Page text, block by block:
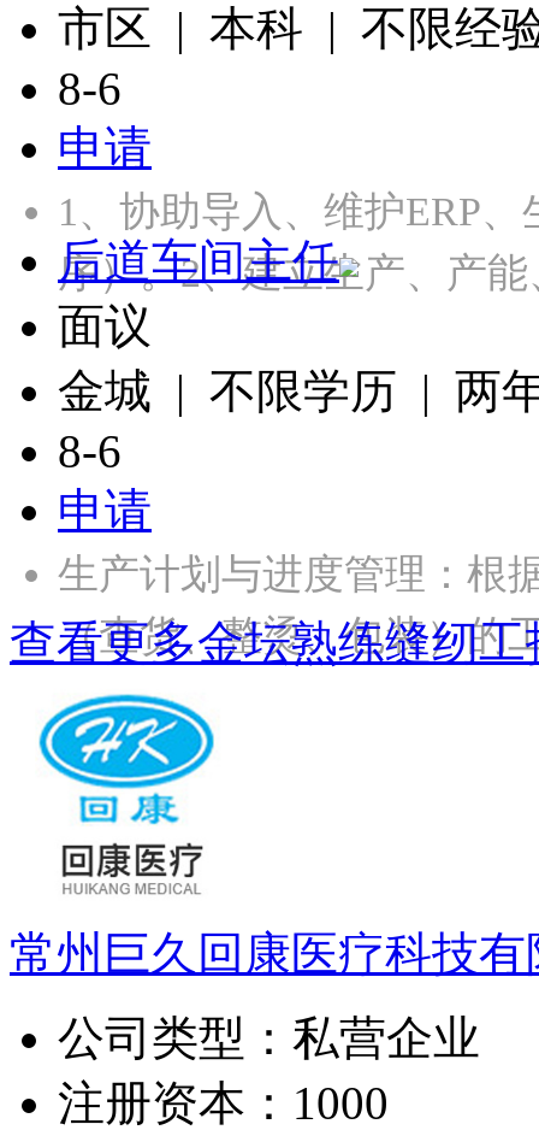
市区 | 本科 | 不限经
8-6
申请
1、协助导入、维护ERP
序）。2、建立生产、产
后道车间主任
面议
金城 | 不限学历 | 两
8-6
申请
生产计划与进度管理：根
（查货、整烫、包装）
查看更多金坛熟练缝纫
常州巨久回康医疗科技有
公司类型： 私营企业
注册资本： 1000